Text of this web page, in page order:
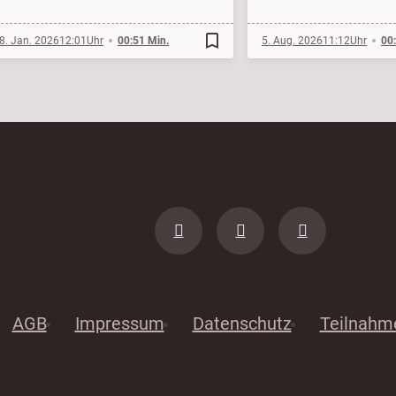
Jan. 202612:01 00:51 Min. bookmark_border 5. Aug. 202611:12
AGB Impressum Datenschutz